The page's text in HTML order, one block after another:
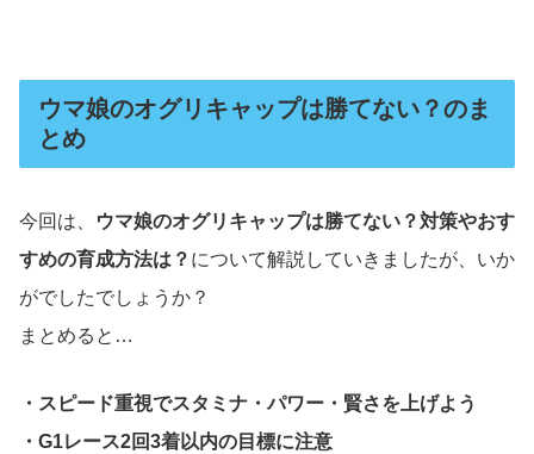
ウマ娘のオグリキャップは勝てない？のま
とめ
今回は、
ウマ娘のオグリキャップは勝てない？対策やおす
すめの育成方法は？ について解説していきましたが、いか
がでしたでしょうか？
まとめると…
・スピード重視でスタミナ・パワー・賢さを上げよう
・G1レース2回3着以内の目標に注意